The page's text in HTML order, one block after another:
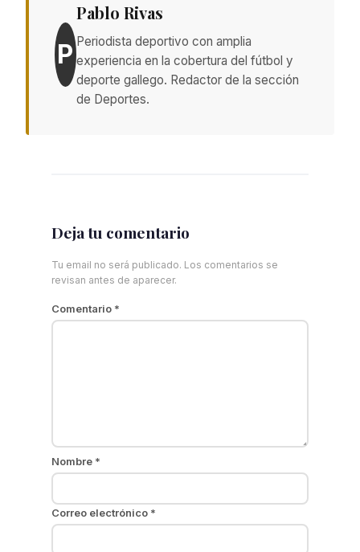
P
Pablo Rivas
Periodista deportivo con amplia
experiencia en la cobertura del fútbol y
deporte gallego. Redactor de la sección
de Deportes.
Deja tu comentario
Tu email no será publicado. Los comentarios se
revisan antes de aparecer.
Comentario *
Nombre *
Correo electrónico *